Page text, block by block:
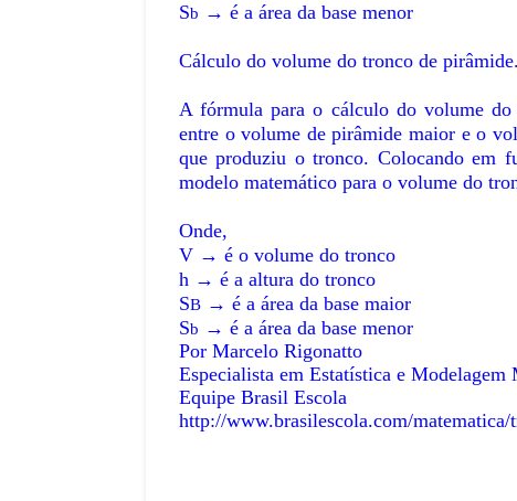
Sb → é a área da base menor
Cálculo do volume do tronco de pirâmide.
A fórmula para o cálculo do volume
entre o volume de pirâmide maior e o
que produziu o tronco. Colocando em
modelo matemático para o volume do
Onde,
V → é o volume do tronco
h → é a altura do tronco
SB → é a área da base maior
Sb → é a área da base menor
Por Marcelo Rigonatto
Especialista em Estatística e Modelagem
Equipe Brasil Escola
http://www.brasilescola.com/